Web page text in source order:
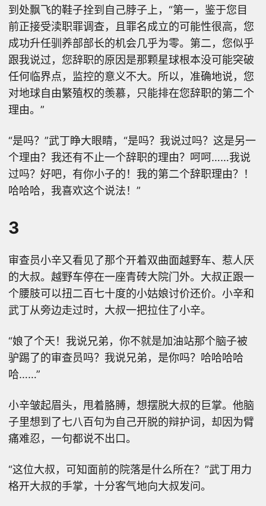
到处飘飞的鞋子拴到自己脖子上，“第一，鉴于您目
前正接受渎职罪调查，且罪名成立的可能性很高，您
成功升任驯养部部长的机会几乎为零。第二，您似乎
跟我说过，您辞职的原因是那颗星球根本没可能突破
任何临界点，监控的意义不大。所以，准确地说，您
对地球自由繁殖权的羡慕，只能排在您辞职的第二个
理由。”
“是吗？”武丁睁大眼睛，“是吗？我说过吗？这是另一
个理由？我还有不止一个辞职的理由？呵呵……我说
过吗？好吧，有你小子的！我的第二个辞职理由？！
哈哈哈，我喜欢这个说法！”
3
审查员小辛又看见了那个开着双曲面越野车、惹人厌
的大叔。越野车停在一座青砖大院门外。大叔正跟一
个腰肢可以扭二百七十度的小姑娘讨价还价。小辛和
武丁从旁边走过时，大叔一把拉住了小辛。
“娘了个天！我说兄弟，你不就是加油站那个脑子被
驴踢了的审查员吗？我说兄弟，是你吗？哈哈哈哈
哈……”
小辛皱起眉头，甩着胳膊，想摆脱大叔的巨掌。他脑
子里想到了七八百句为自己开脱的辩护词，却因为臂
痛难忍，一句都说不出口。
“这位大叔，可知面前的院落是什么所在？”武丁用力
格开大叔的手掌，十分客气地向大叔发问。